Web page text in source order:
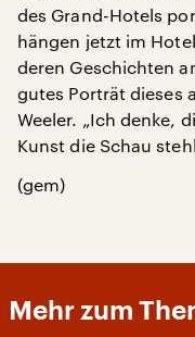
des Grand-Hotels
hängen jetzt im
deren Geschichten
gutes Porträt dieses
Weeler. „Ich denke,
Kunst die Schau
(gem)
Mehr zum